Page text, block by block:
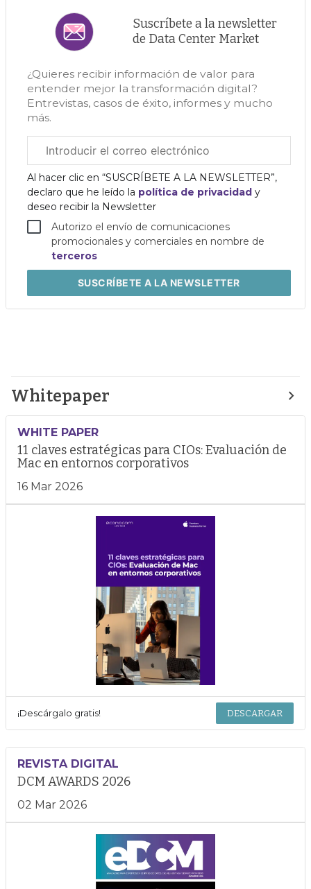
Suscríbete a la newsletter
de Data Center Market
¿Quieres recibir información de valor para
entender mejor la transformación digital?
Entrevistas, casos de éxito, informes y mucho
más.
electrónico
corporativo
Al hacer clic en “SUSCRÍBETE A LA NEWSLETTER”,
declaro que he leído la política de privacidad y
deseo recibir la Newsletter
Autorizo el envío de comunicaciones
promocionales y comerciales en nombre de
terceros
SUSCRÍBETEA LA NEWSLETTER
Whitepaper
WHITE PAPER
11 claves estratégicas para CIOs: Evaluación de
Mac en entornos corporativos
16 Mar 2026
¡Descárgalo gratis! DESCARGAR
REVISTA DIGITAL
DCM AWARDS 2026
02 Mar 2026